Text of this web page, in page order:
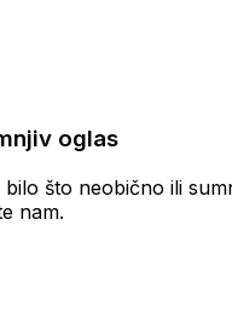
oglas
bilo što neobično ili
nam.